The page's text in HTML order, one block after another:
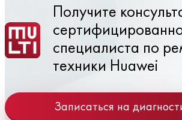
Получите
специалиста по
техники Huawei
Записаться на